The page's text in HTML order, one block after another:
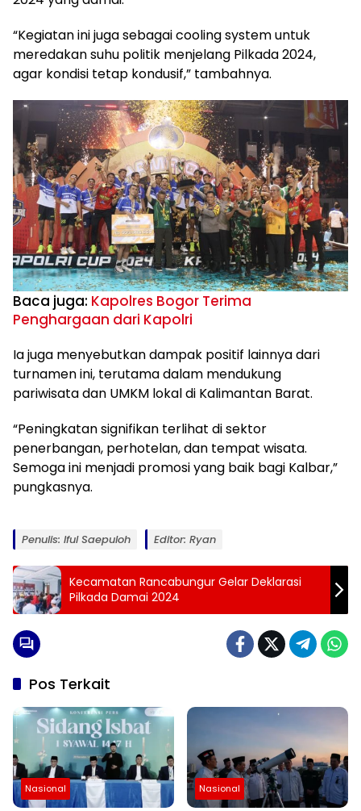
“Kegiatan ini juga sebagai cooling system untuk
meredakan suhu politik menjelang Pilkada 2024,
agar kondisi tetap kondusif,” tambahnya.
Baca juga: Kapolres Bogor Terima
Penghargaan dari Kapolri
Ia juga menyebutkan dampak positif lainnya dari
turnamen ini, terutama dalam mendukung
pariwisata dan UMKM lokal di Kalimantan Barat.
“Peningkatan signifikan terlihat di sektor
penerbangan, perhotelan, dan tempat wisata.
Semoga ini menjadi promosi yang baik bagi Kalbar,”
pungkasnya.
Penulis: Iful Saepuloh Editor: Ryan
Kecamatan Rancabungur Gelar Deklarasi
Pilkada Damai 2024
Pos Terkait
Nasional Nasional